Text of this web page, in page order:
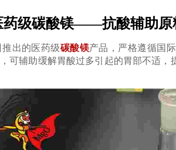
药级碳酸镁——抗酸辅助原
出的医药级碳酸镁产品，严格遵循国
可辅助缓解胃酸过多引起的胃部不适